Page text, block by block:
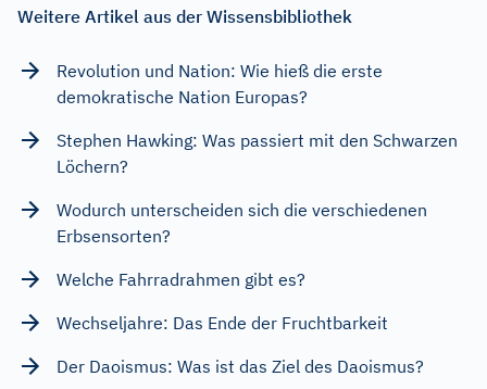
Weitere Artikel aus der Wissensbibliothek
Revolution und Nation: Wie hieß die erste
demokratische Nation Europas?
Stephen Hawking: Was passiert mit den Schwarzen
Löchern?
Wodurch unterscheiden sich die verschiedenen
Erbsensorten?
Welche Fahrradrahmen gibt es?
Wechseljahre: Das Ende der Fruchtbarkeit
Der Daoismus: Was ist das Ziel des Daoismus?